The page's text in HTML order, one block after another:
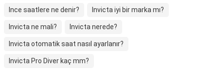
Ince saatlere ne denir? Invicta iyi bir marka mı?
Invicta ne mali? Invicta nerede?
Invicta otomatik saat nasıl ayarlanır?
Invicta Pro Diver kaç mm?